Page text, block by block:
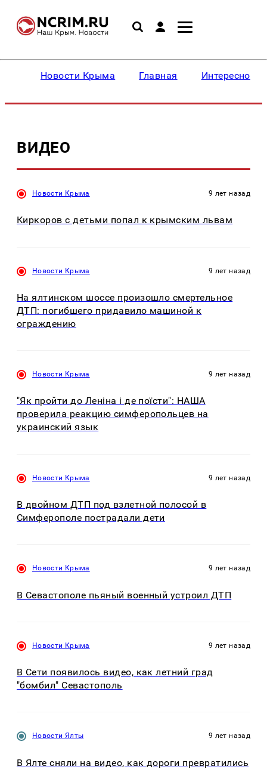
Новости Крыма Главная Интересное
ВИДЕО
Новости Крыма 9 лет назад
Киркоров с детьми попал к крымским львам
Новости Крыма 9 лет назад
На ялтинском шоссе произошло смертельное
ДТП: погибшего придавило машиной к
ограждению
Новости Крыма 9 лет назад
"Як пройти до Леніна і де поїсти": НАША
проверила реакцию симферопольцев на
украинский язык
Новости Крыма 9 лет назад
В двойном ДТП под взлетной полосой в
Симферополе пострадали дети
Новости Крыма 9 лет назад
В Севастополе пьяный военный устроил ДТП
Новости Крыма 9 лет назад
В Сети появилось видео, как летний град
"бомбил" Севастополь
Новости Ялты 9 лет назад
В Ялте сняли на видео, как дороги превратились